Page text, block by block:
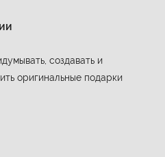
создавать и
оригинальные подарки